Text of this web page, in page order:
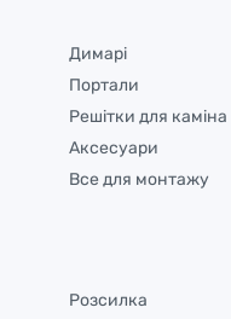
Димарі
Портали
Решітки для каміна
Аксесуари
Все для монтажу
Розсилка